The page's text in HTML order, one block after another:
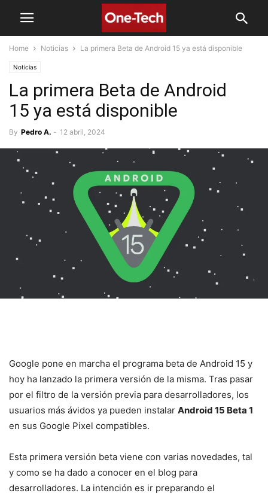
Home Noticias La primera Beta de Android 15 ya está disponible
Noticias
La primera Beta de Android
15 ya está disponible
By Pedro A. - 12 abril, 2024
Google pone en marcha el programa beta de Android 15 y
hoy ha lanzado la primera versión de la misma. Tras pasar
por el filtro de la versión previa para desarrolladores, los
usuarios más ávidos ya pueden instalar Android 15 Beta 1
en sus Google Pixel compatibles.
Esta primera versión beta viene con varias novedades, tal
y como se ha dado a conocer en el blog para
desarrolladores. La intención es ir preparando el